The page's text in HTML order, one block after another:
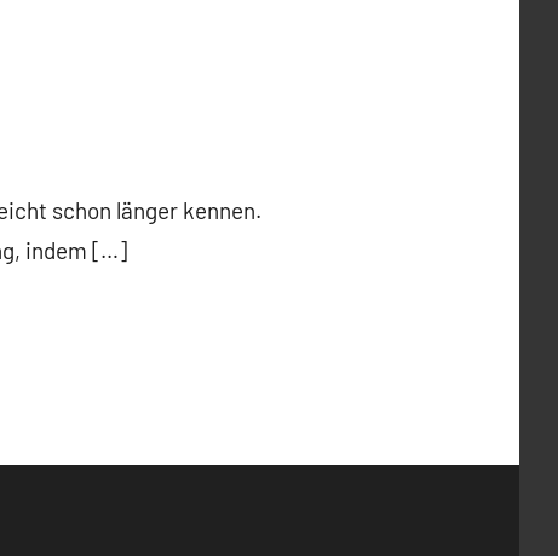
schon länger kennen.
indem […]